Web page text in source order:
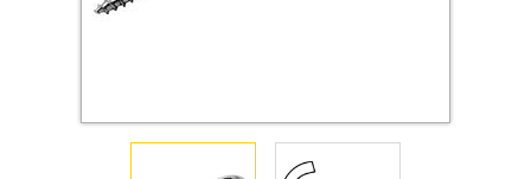
Крюки, кольца с шурупной резьбой